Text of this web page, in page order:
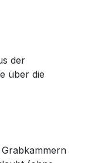
der
über die